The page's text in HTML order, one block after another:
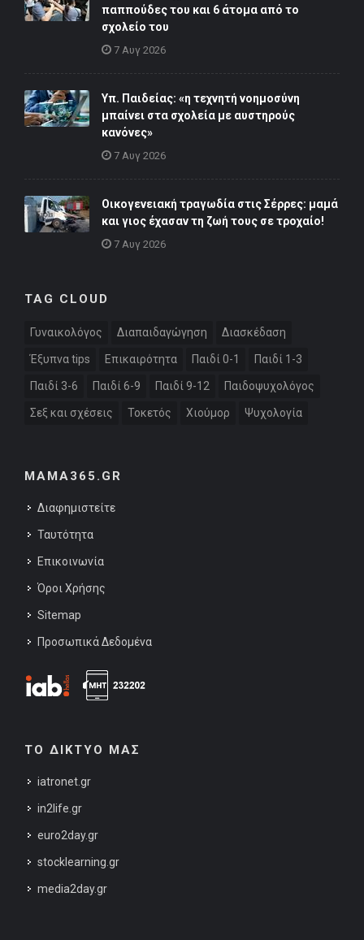
παππούδες του και 6 άτομα από το
σχολείο του
7 Αυγ 2026
Υπ. Παιδείας: «η τεχνητή νοημοσύνη
μπαίνει στα σχολεία με αυστηρούς
κανόνες»
7 Αυγ 2026
Οικογενειακή τραγωδία στις Σέρρες: μαμά
και γιος έχασαν τη ζωή τους σε τροχαίο!
7 Αυγ 2026
TAG CLOUD
Γυναικολόγος Διαπαιδαγώγηση Διασκέδαση
Έξυπνα tips Επικαιρότητα Παιδί 0-1 Παιδί 1-3
Παιδί 3-6 Παιδί 6-9 Παιδί 9-12 Παιδοψυχολόγος
Σεξ και σχέσεις Τοκετός Χιούμορ Ψυχολογία
MAMA365.GR
Διαφημιστείτε
Ταυτότητα
Επικοινωνία
Όροι Χρήσης
Sitemap
Προσωπικά Δεδομένα
ΤΟ ΔΙΚΤΥΟ ΜΑΣ
iatronet.gr
in2life.gr
euro2day.gr
stocklearning.gr
media2day.gr